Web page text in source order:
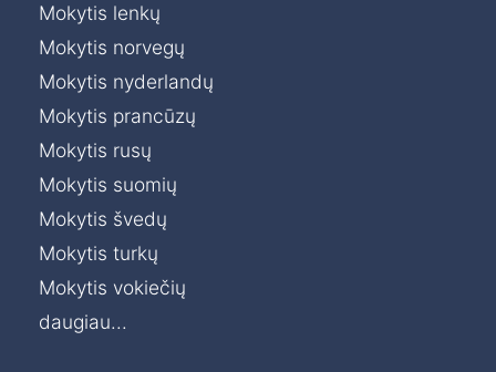
Mokytis lenkų
Mokytis norvegų
Mokytis nyderlandų
Mokytis prancūzų
Mokytis rusų
Mokytis suomių
Mokytis švedų
Mokytis turkų
Mokytis vokiečių
daugiau...